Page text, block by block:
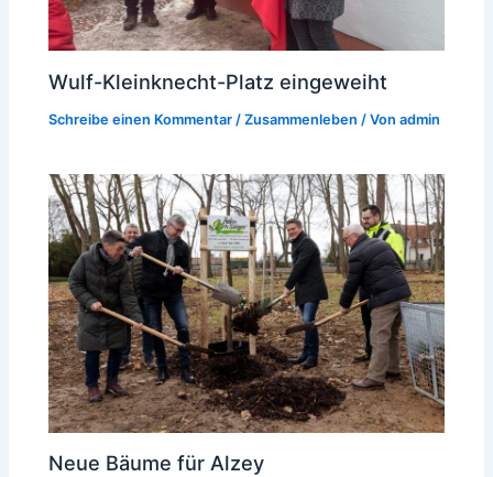
Wulf-Kleinknecht-Platz eingeweiht
Schreibe einen Kommentar /Zusammenleben / Vonadmin
Neue Bäume für Alzey